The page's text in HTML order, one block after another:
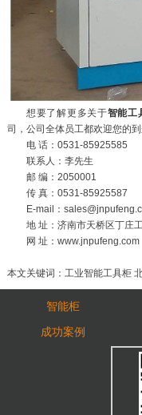
想要了解更多关于智能工
司，公司全体员工都欢迎您的到
电 话：0531-85925585
联系人：李先生
邮 编：2050001
传 真：0531-85925587
E-mail：
地 址：济南市天桥区丁庄
网 址：www.jnpufeng.com
本文关键词：工业智能工具柜
智能柜
成功案例